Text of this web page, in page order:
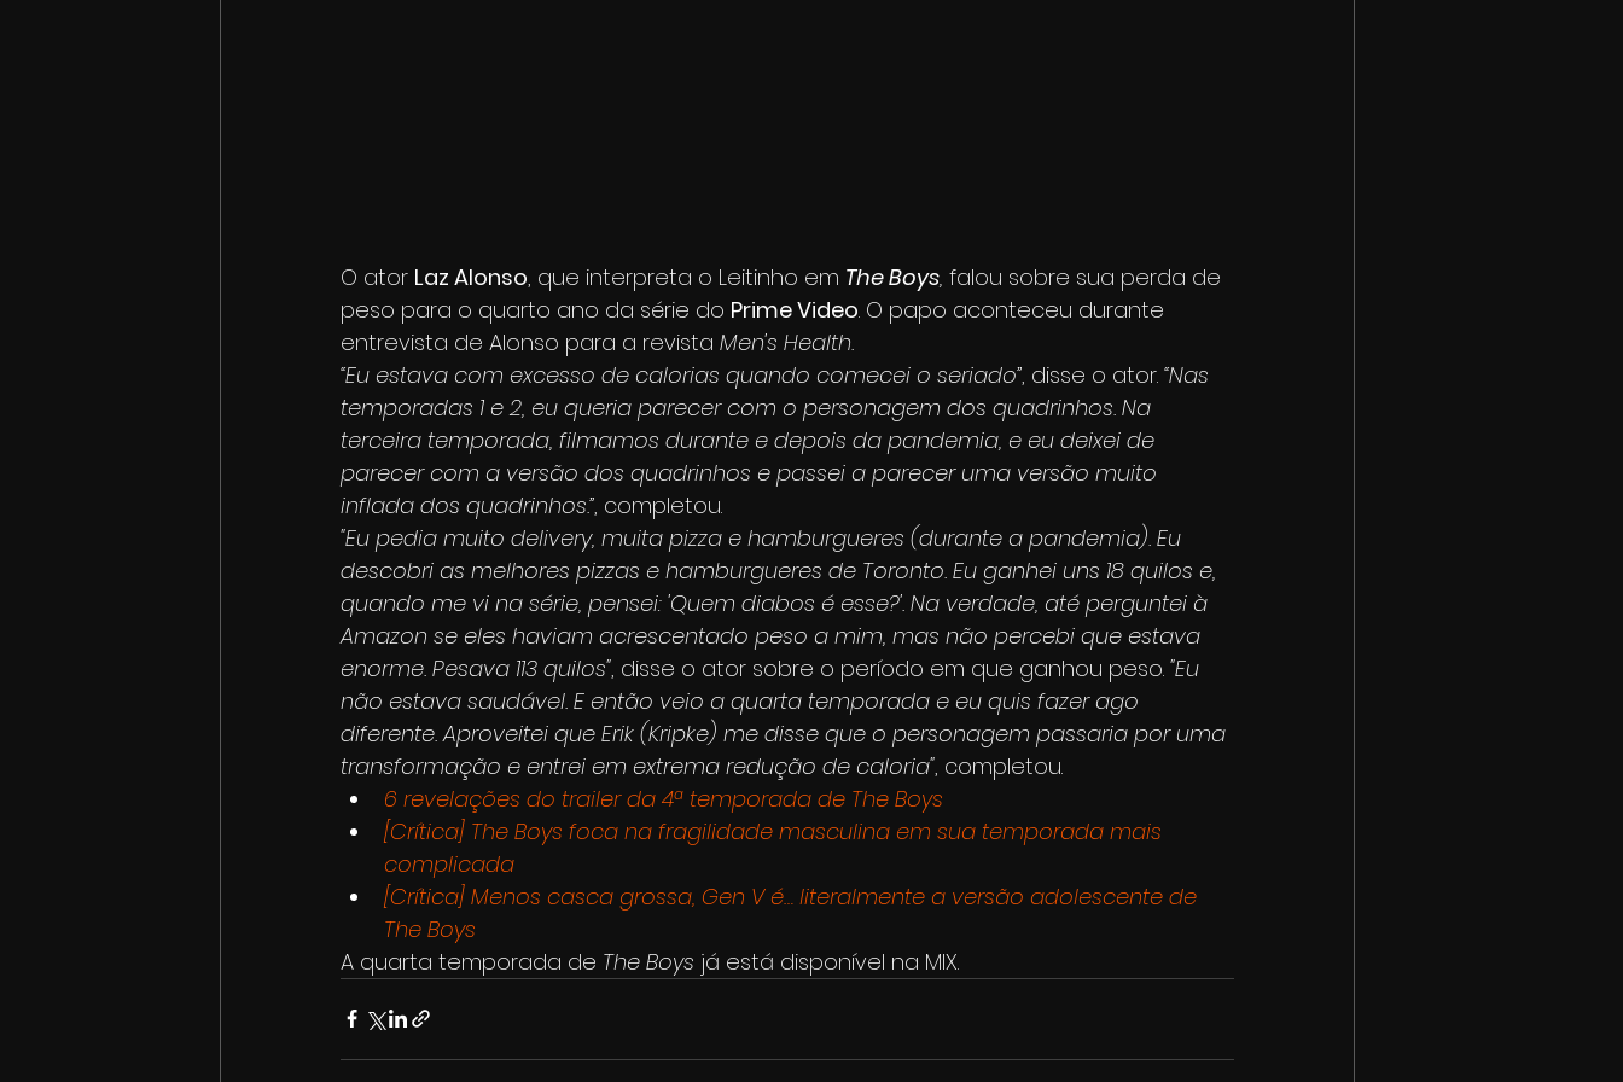
O ator Laz Alonso, que interpreta o Leitinho em The Boys, falou sobre sua perda de
peso para o quarto ano da série do Prime Video. O papo aconteceu durante
entrevista de Alonso para a revista Men's Health.
“Eu estava com excesso de calorias quando comecei o seriado”, disse o ator. “Nas
temporadas 1 e 2, eu queria parecer com o personagem dos quadrinhos. Na
terceira temporada, filmamos durante e depois da pandemia, e eu deixei de
parecer com a versão dos quadrinhos e passei a parecer uma versão muito
inflada dos quadrinhos.”, completou.
"Eu pedia muito delivery, muita pizza e hamburgueres (durante a pandemia). Eu
descobri as melhores pizzas e hamburgueres de Toronto. Eu ganhei uns 18 quilos e,
quando me vi na série, pensei: 'Quem diabos é esse?'. Na verdade, até perguntei à
Amazon se eles haviam acrescentado peso a mim, mas não percebi que estava
enorme. Pesava 113 quilos", disse o ator sobre o período em que ganhou peso. "Eu
não estava saudável. E então veio a quarta temporada e eu quis fazer ago
diferente. Aproveitei que Erik (Kripke) me disse que o personagem passaria por uma
transformação e entrei em extrema redução de caloria", completou.
6 revelações do trailer da 4ª temporada de The Boys
[Crítica] The Boys foca na fragilidade masculina em sua temporada mais
complicada
[Crítica] Menos casca grossa, Gen V é… literalmente a versão adolescente de
The Boys
A quarta temporada de The Boys já está disponível na MIX.